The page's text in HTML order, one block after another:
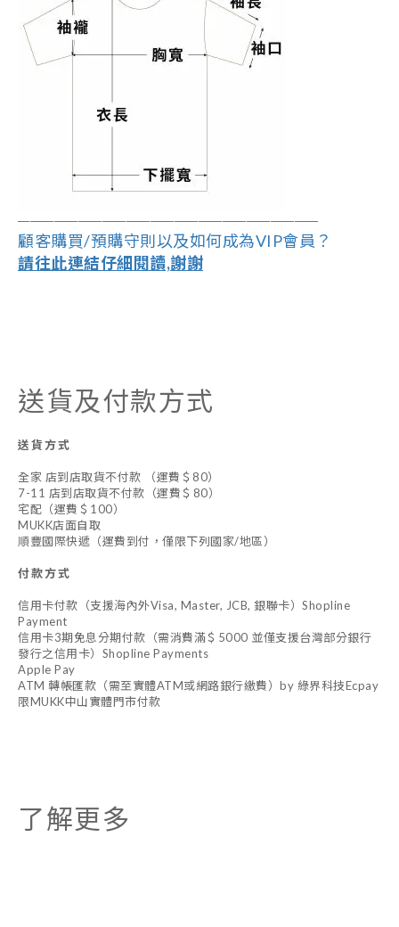
―――――――――――――――――――――――――
顧客購買/預購守則以及如何成為VIP會員？
請往此連結仔細閱讀,謝謝
送貨及付款方式
送貨方式
全家 店到店取貨不付款 （運費＄80）
7-11 店到店取貨不付款（運費＄80）
宅配（運費＄100）
MUKK店面自取
順豐國際快遞（運費到付，僅限下列國家/地區）
付款方式
信用卡付款（支援海內外Visa, Master, JCB, 銀聯卡）Shopline
Payment
信用卡3期免息分期付款（需消費滿＄5000 並僅支援台灣部分銀行
發行之信用卡）Shopline Payments
Apple Pay
ATM 轉帳匯款（需至實體ATM或網路銀行繳費）by 綠界科技Ecpay
限MUKK中山實體門市付款
了解更多